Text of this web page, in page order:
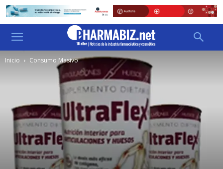
Inicio Consumo Masivo